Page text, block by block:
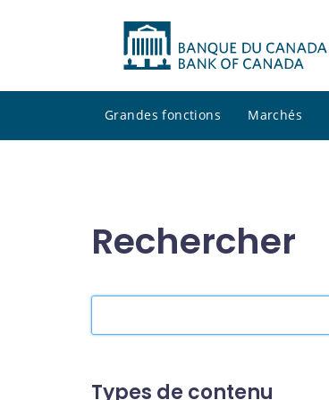
Grandes fonctions Marchés
Rechercher
site
Types de contenu